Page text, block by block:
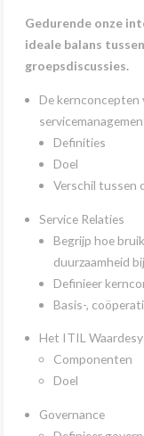
Gedurende onze
ideale balans
groepsdiscussies.
De
Definities
Doel
Verschil tussen
Service Relaties
Begrijp hoe
duurzaamheid
Definieer
Basis-,
Het ITIL
Componenten
Doel
Governance